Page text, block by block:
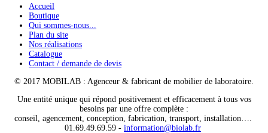
Accueil
Boutique
Qui sommes-nous...
Plan du site
Nos réalisations
Catalogue
Contact / demande de devis
© 2017 MOBILAB : Agenceur & fabricant de mobilier de laboratoire.
Une entité unique qui répond positivement et efficacement à tous vos
besoins par une offre complète :
conseil, agencement, conception, fabrication, transport, installation….
01.69.49.69.59 - information@biolab.fr